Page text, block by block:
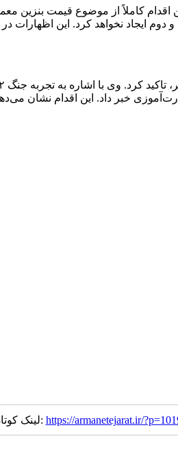
اقدام کاملاً از موضوع قیمت
ایجاد نخواهد کرد. این اظهارات
خبر داد. این اقدام نشان
لینک کوتاه: https://armanetejarat.ir/